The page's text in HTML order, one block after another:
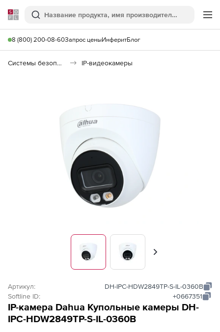
Softline
Поиск
8 (800) 200-08-60Запрос ценыИнферитБлог
Системы безопасности IP-видеокамеры
Вперед
Артикул:
DH-IPC-HDW2849TP-S-IL-0360B
Softline ID:
+0667351
IP-камера Dahua Купольные камеры DH-
IPC-HDW2849TP-S-IL-0360B